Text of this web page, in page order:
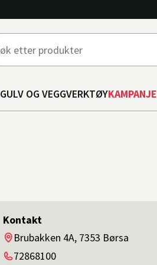
GULV OG VEGGVERKTØYKAMPANJE
Kontakt
Adresse
Brubakken 4A, 7353 Børsa
Telefon
72868100